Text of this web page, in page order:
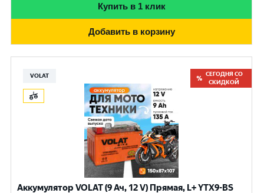
Купить в 1 клик
Добавить в корзину
VOLAT
СЕГОДНЯ СО
СКИДКОЙ
Аккумулятор VOLAT (9 Ач, 12 V) Прямая, L+ YTX9-BS